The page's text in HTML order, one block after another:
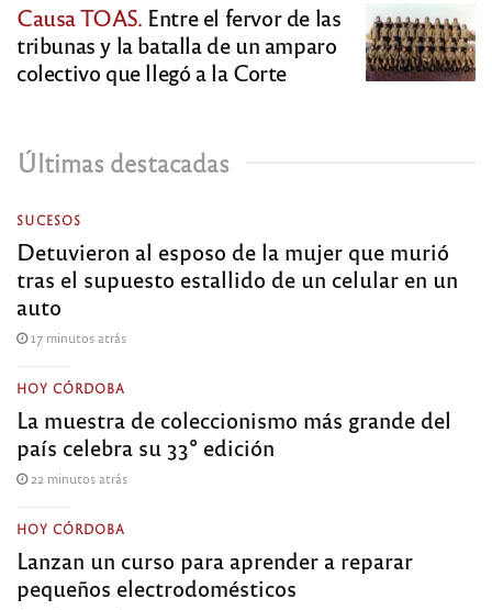
Causa TOAS. Entre el fervor de las
tribunas y la batalla de un amparo
colectivo que llegó a la Corte
Últimas destacadas
SUCESOS
Detuvieron al esposo de la mujer que murió
tras el supuesto estallido de un celular en un
auto
17 minutos atrás
HOY CÓRDOBA
La muestra de coleccionismo más grande del
país celebra su 33° edición
22 minutos atrás
HOY CÓRDOBA
Lanzan un curso para aprender a reparar
pequeños electrodomésticos